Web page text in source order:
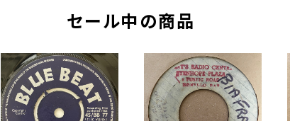
セール中の商品